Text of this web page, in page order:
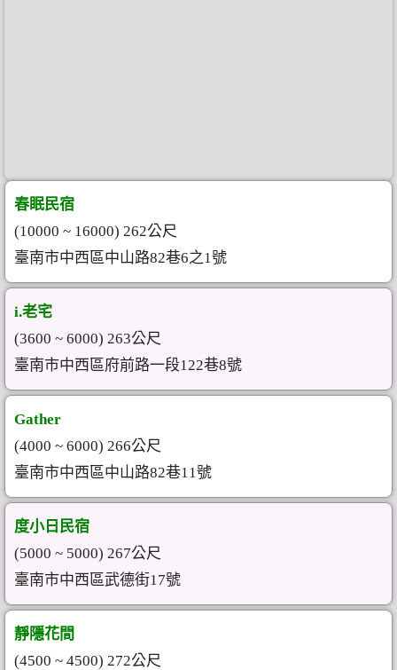
春眠民宿
(10000 ~ 16000) 262公尺
臺南市中西區中山路82巷6之1號
i.老宅
(3600 ~ 6000) 263公尺
臺南市中西區府前路一段122巷8號
Gather
(4000 ~ 6000) 266公尺
臺南市中西區中山路82巷11號
度小日民宿
(5000 ~ 5000) 267公尺
臺南市中西區武德街17號
靜隱花間
(4500 ~ 4500) 272公尺